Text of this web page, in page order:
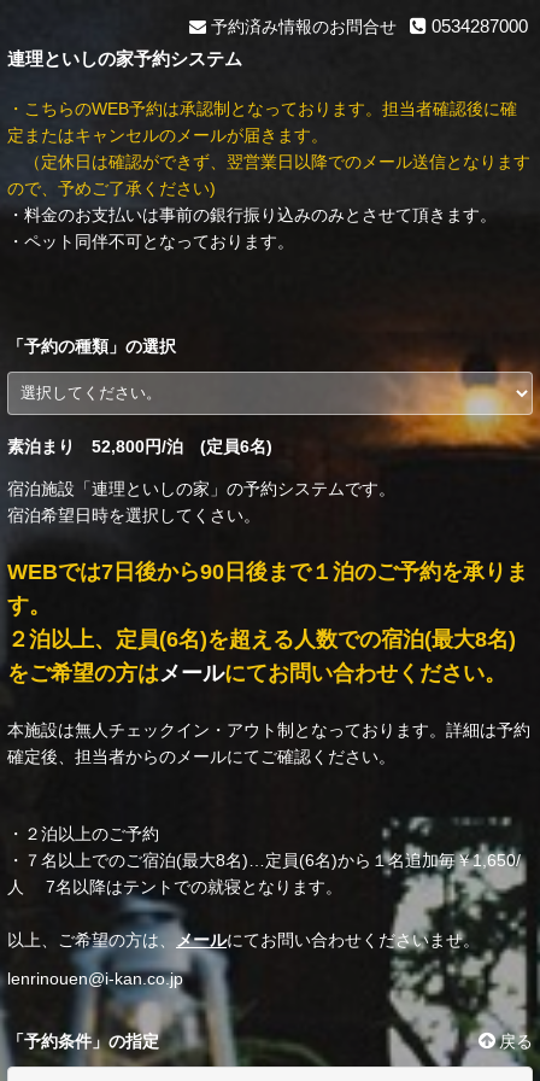
予約済み情報のお問合せ
0534287000
連理といしの家予約システム
・こちらのWEB予約は承認制となっております。担当者確認後に確
定またはキャンセルのメールが届きます。
（定休日は確認ができず、翌営業日以降でのメール送信となります
ので、予めご了承ください)
・料金のお支払いは事前の銀行振り込みのみとさせて頂きます。
・ペット同伴不可となっております。
「予約の種類 」の選択
素泊まり 52,800円/泊 (定員6名)
宿泊施設「連理といしの家」の予約システムです。
宿泊希望日時を選択してくさい。
WEBでは7日後から90日後まで１泊のご予約を承りま
す。
２泊以上、定員(6名)を超える人数での宿泊(最大8名)
をご希望の方はメールにてお問い合わせください。
本施設は無人チェックイン・アウト制となっております。詳細は予約
確定後、担当者からのメールにてご確認ください。
・２泊以上のご予約
・７名以上でのご宿泊(最大8名)…定員(6名)から１名追加毎￥1,650/
人 7名以降はテントでの就寝となります。
以上、ご希望の方は、 メールにてお問い合わせくださいませ。
lenrinouen@i-kan.co.jp
戻る
「予約条件」の指定